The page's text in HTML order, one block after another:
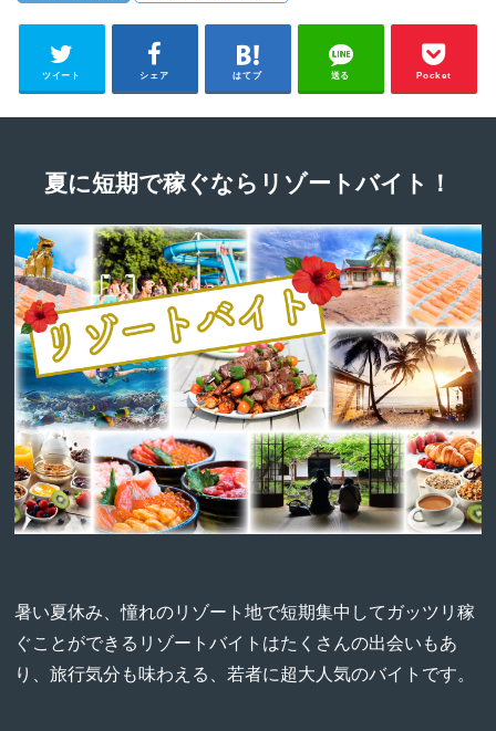
ツイート シェア はてブ 送る Pocket
夏に短期で稼ぐならリゾートバイト！
暑い夏休み、憧れのリゾート地で短期集中してガッツリ稼
ぐことができるリゾートバイトはたくさんの出会いもあ
り、旅行気分も味わえる、若者に超大人気のバイトです。